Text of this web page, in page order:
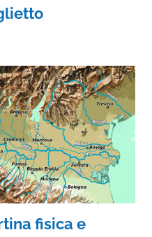
fisica e